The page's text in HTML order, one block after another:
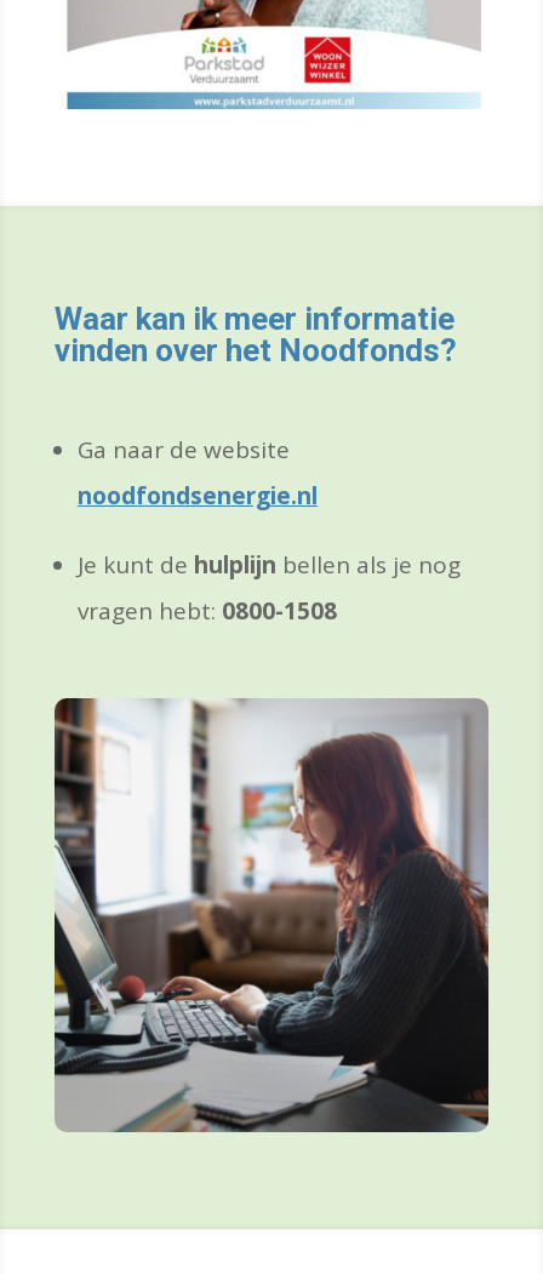
Waar kan ik meer informatie
vinden over het Noodfonds?
Ga naar de website
noodfondsenergie.nl
Je kunt de hulplijn bellen als je nog
vragen hebt: 0800-1508